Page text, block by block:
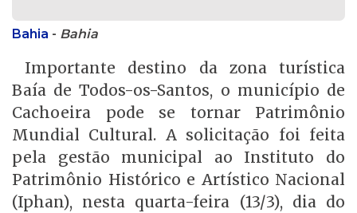
Bahia - Bahia
Importante destino da zona turística
Baía de Todos-os-Santos, o município de
Cachoeira pode se tornar Patrimônio
Mundial Cultural. A solicitação foi feita
pela gestão municipal ao Instituto do
Patrimônio Histórico e Artístico Nacional
(Iphan), nesta quarta-feira (13/3), dia do